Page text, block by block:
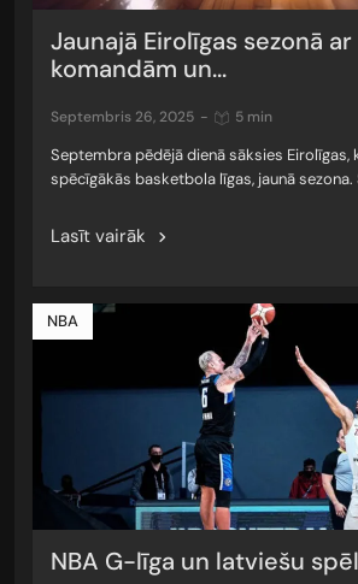
Jaunajā Eirolīgas sezonā
komandām un...
septembris 26, 2025 - 5 min
Septembra pēdējā dienā sāksies Eirolīgas,
spēcīgākās basketbola līgas, jaunā sezona.
Lasīt vairāk
NBA
NBA G-līga un latviešu